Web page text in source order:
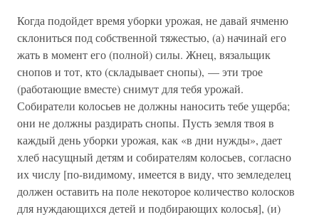
Когда подойдет время уборки урожая, не давай ячменю
склониться под собственной тяжестью, (а) начинай его
жать в момент его (полной) силы. Жнец, вязальщик
снопов и тот, кто (складывает снопы), — эти трое
(работающие вместе) снимут для тебя урожай.
Собиратели колосьев не должны наносить тебе ущерба;
они не должны раздирать снопы. Пусть земля твоя в
каждый день уборки урожая, как «в дни нужды», дает
хлеб насущный детям и собирателям колосьев, согласно
их числу [по-видимому, имеется в виду, что земледелец
должен оставить на поле некоторое количество колосков
для нуждающихся детей и подбирающих колосья], (и)